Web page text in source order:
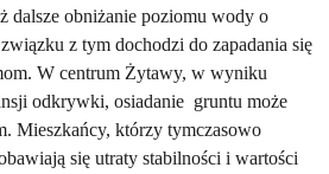
dalsze obniżanie poziomu wody o
z tym dochodzi do zapadania się
W centrum Żytawy, w wyniku
odkrywki, osiadanie gruntu może
Mieszkańcy, którzy tymczasowo
się utraty stabilności i wartości